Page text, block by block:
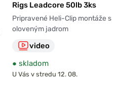
Rigs Leadcore 50lb 3ks
Pripravené Heli-Clip montáže s
oloveným jadrom
video
● skladom
U Vás v stredu 12. 08.